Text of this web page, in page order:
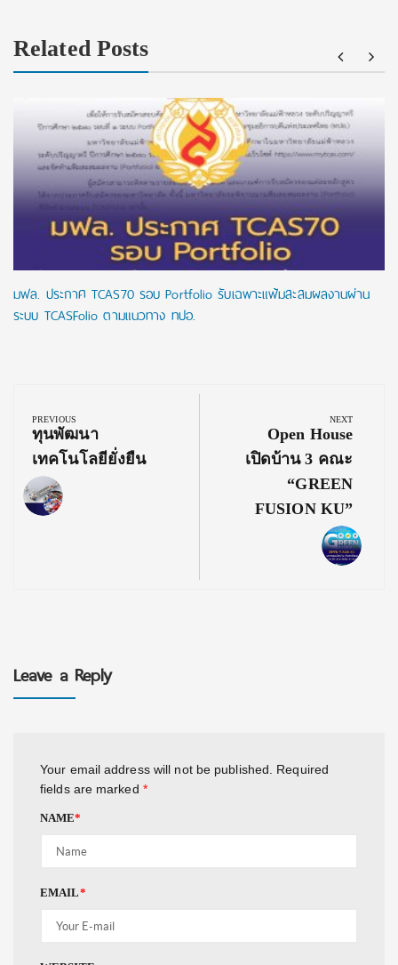
Related Posts
มฟล. ประกาศ TCAS70 รอบ Portfolio รับเฉพาะแฟ้มสะสมผลงานผ่าน
ระบบ TCASFolio ตามแนวทาง ทปอ.
navigation
PREVIOUS
Previous
Post:
ทุนพัฒนา
เทคโนโลยียั่งยืน
NEXT
Next
Post:
Open House
เปิดบ้าน 3 คณะ
“GREEN
FUSION KU”
Leave a Reply
Your email address will not be published.
Required
fields are marked *
NAME*
EMAIL*